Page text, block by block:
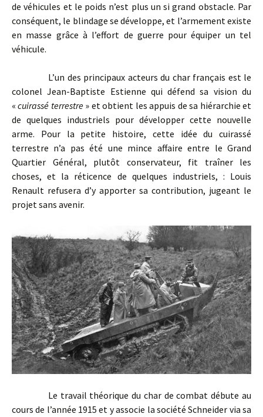
de véhicules et le poids n’est plus un si grand obstacle. Par
conséquent, le blindage se développe, et l’armement existe
en masse grâce à l’effort de guerre pour équiper un tel
véhicule.
L’un des principaux acteurs du char français est le
colonel Jean-Baptiste Estienne qui défend sa vision du
«cuirassé terrestre» et obtient les appuis de sa hiérarchie et
de quelques industriels pour développer cette nouvelle
arme. Pour la petite histoire, cette idée du cuirassé
terrestre n’a pas été une mince affaire entre le Grand
Quartier Général, plutôt conservateur, fit traîner les
choses, et la réticence de quelques industriels, : Louis
Renault refusera d’y apporter sa contribution, jugeant le
projet sans avenir.
Le travail théorique du char de combat débute au
cours de l’année 1915 et y associe la société Schneider via sa